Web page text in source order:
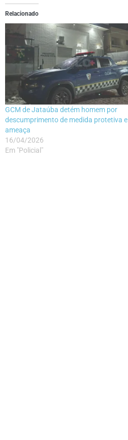
Relacionado
GCM de Jataúba detém homem por
descumprimento de medida protetiva e
ameaça
16/04/2026
Em "Policial"